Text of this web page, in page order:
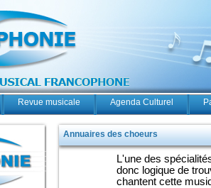
Revue musicale Agenda Culturel
Annuaires des choeurs
L'une des
donc logique de
chantent cette